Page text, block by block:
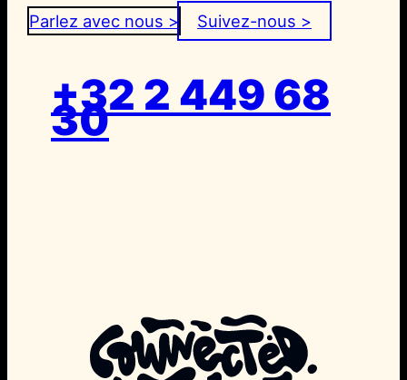
Parlez avec nous > Suivez-nous >
+32 2 449 68
30